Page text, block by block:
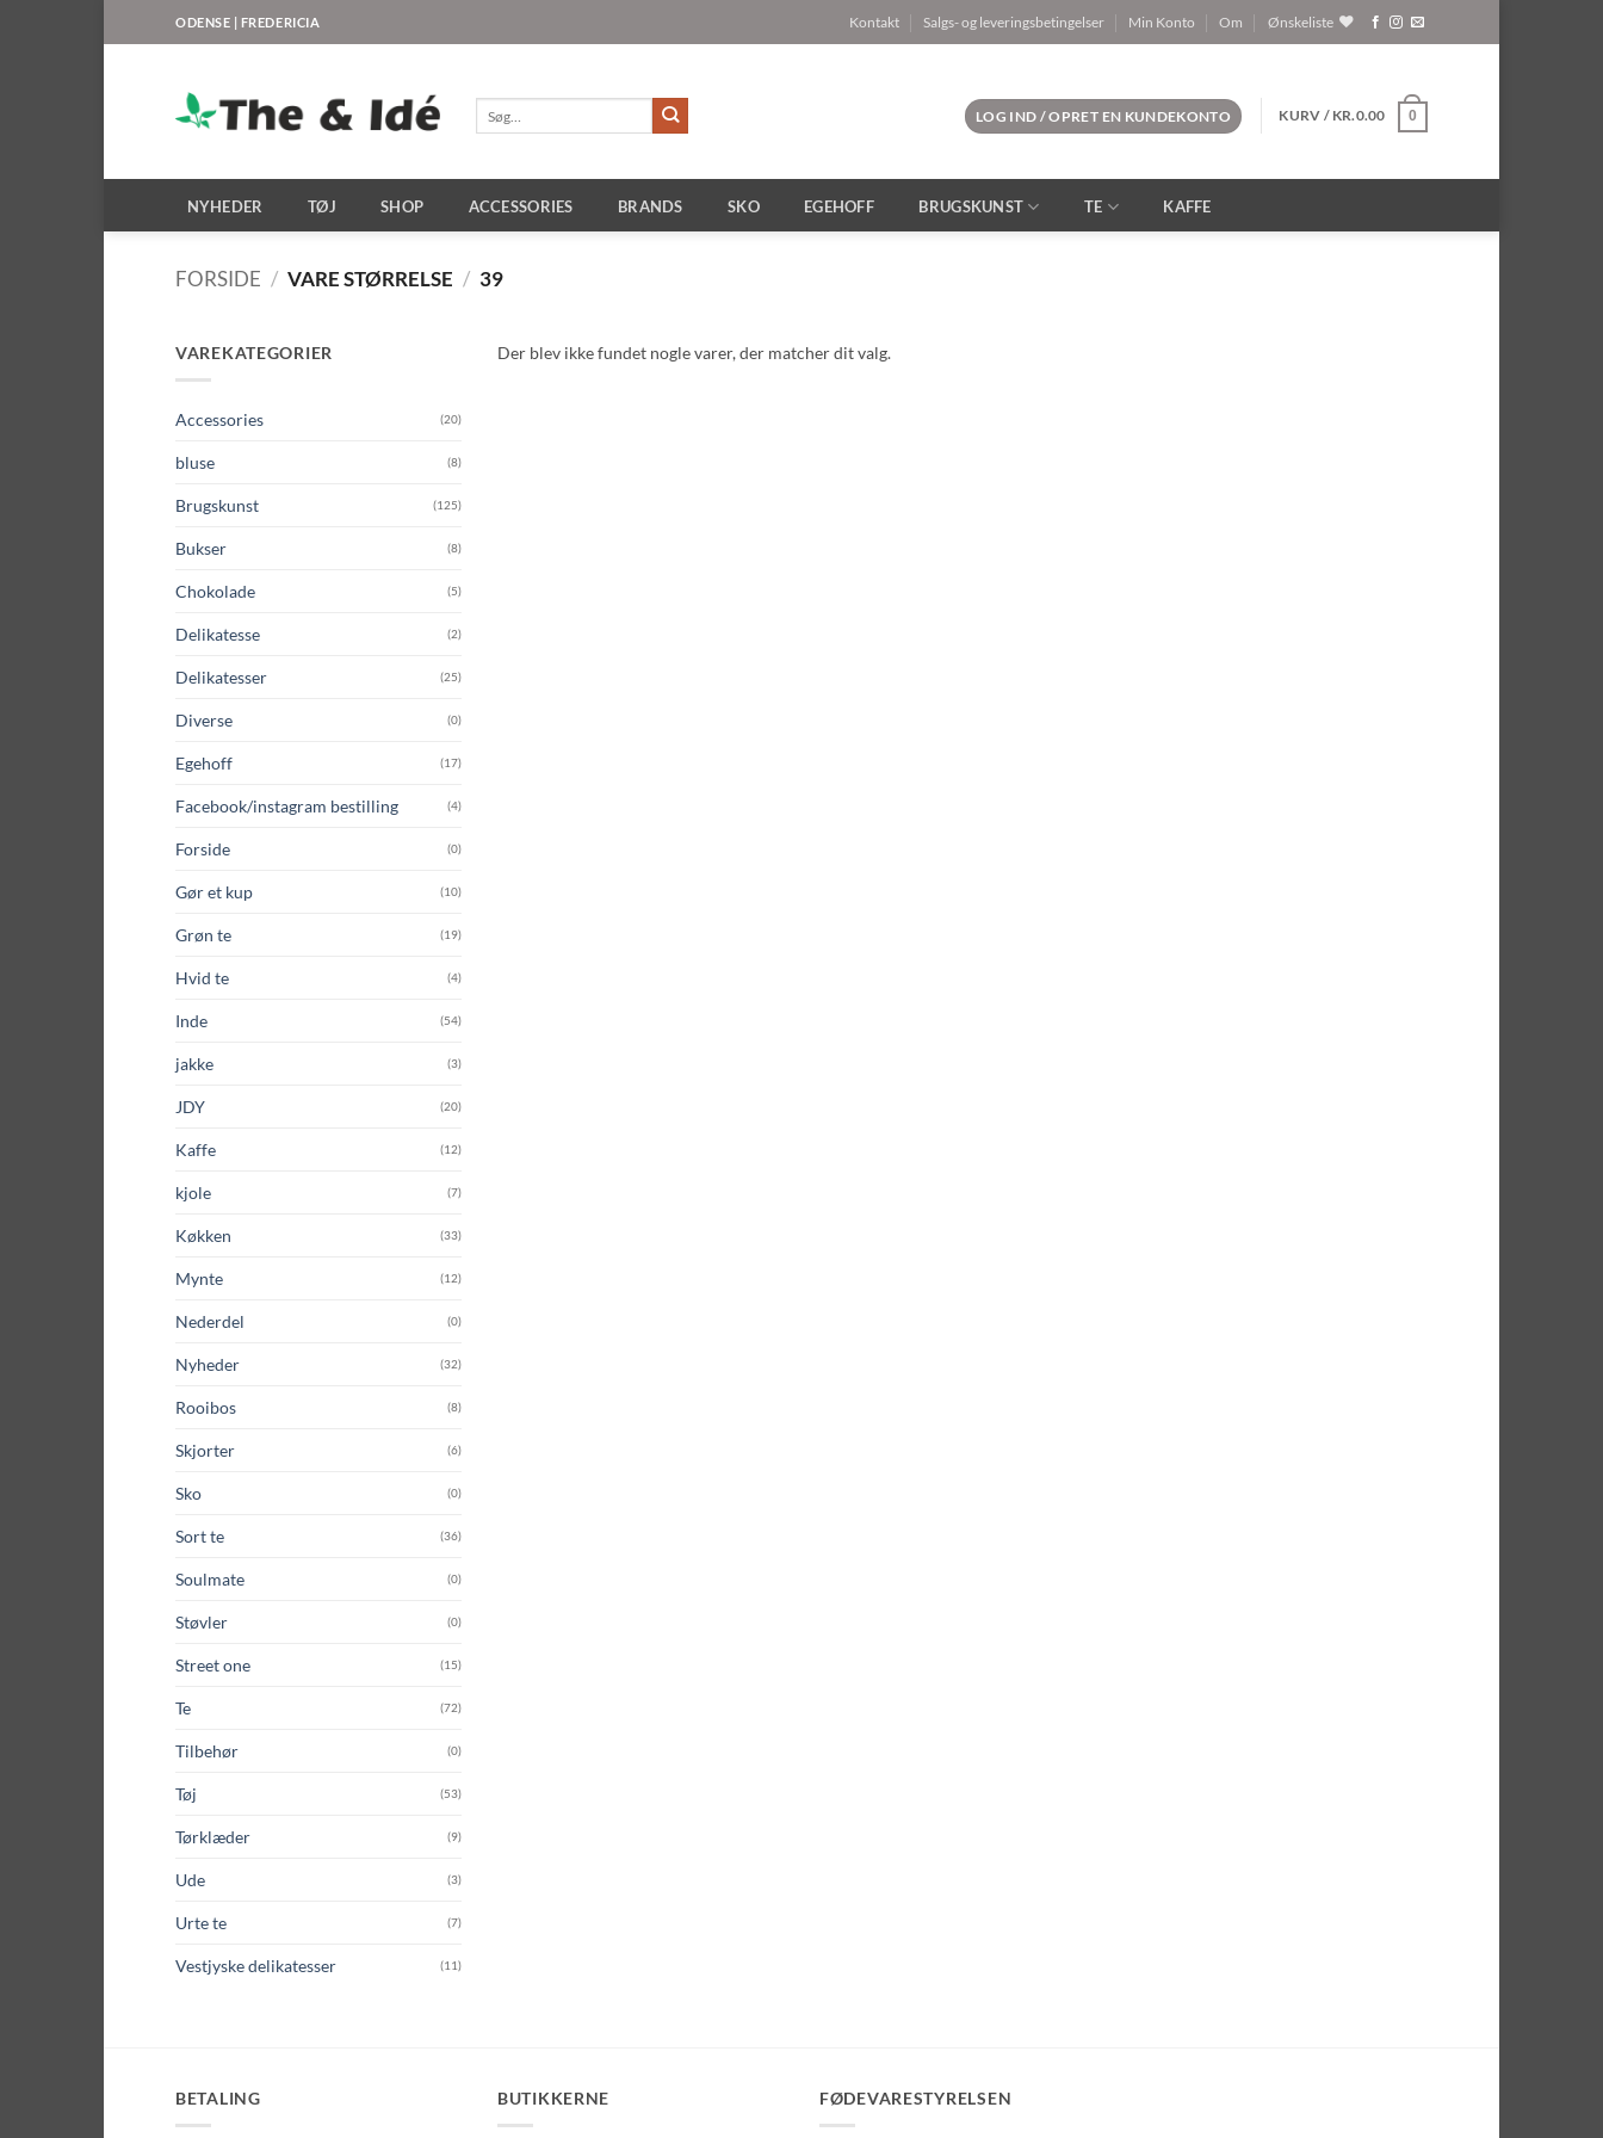
til
ODENSE | FREDERICIA Kontakt Salgs- og leveringsbetingelser Min Konto Om Ønskeliste
efter:
LOG IND / OPRET EN KUNDEKONTO KURV / KR.0.00 0
NYHEDER TØJ SHOP ACCESSORIES BRANDS SKO EGEHOFF BRUGSKUNST TE KAFFE
FORSIDE / VARE STØRRELSE / 39
VAREKATEGORIER
Accessories (20)
bluse (8)
Brugskunst (125)
Bukser (8)
Chokolade (5)
Delikatesse (2)
Delikatesser (25)
Diverse (0)
Egehoff (17)
Facebook/instagram bestilling (4)
Forside (0)
Gør et kup (10)
Grøn te (19)
Hvid te (4)
Inde (54)
jakke (3)
JDY (20)
Kaffe (12)
kjole (7)
Køkken (33)
Mynte (12)
Nederdel (0)
Nyheder (32)
Rooibos (8)
Skjorter (6)
Sko (0)
Sort te (36)
Soulmate (0)
Støvler (0)
Street one (15)
Te (72)
Tilbehør (0)
Tøj (53)
Tørklæder (9)
Ude (3)
Urte te (7)
Vestjyske delikatesser (11)
Der blev ikke fundet nogle varer, der matcher dit valg.
BETALING BUTIKKERNE FØDEVARESTYRELSEN